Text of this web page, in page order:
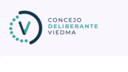
contenido